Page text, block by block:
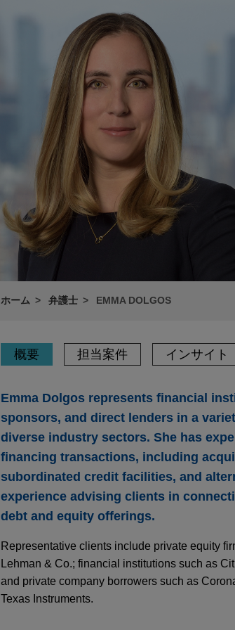
ホーム 弁護士 EMMA DOLGOS
概要 担当案件 インサイト
Emma Dolgos represents financial
sponsors, and direct lenders in a
diverse industry sectors. She has
financing transactions, including
subordinated credit facilities, and
experience advising clients in
debt and equity offerings.
Representative clients include private equity
Lehman & Co.; financial institutions such as
and private company borrowers such as
Texas Instruments.